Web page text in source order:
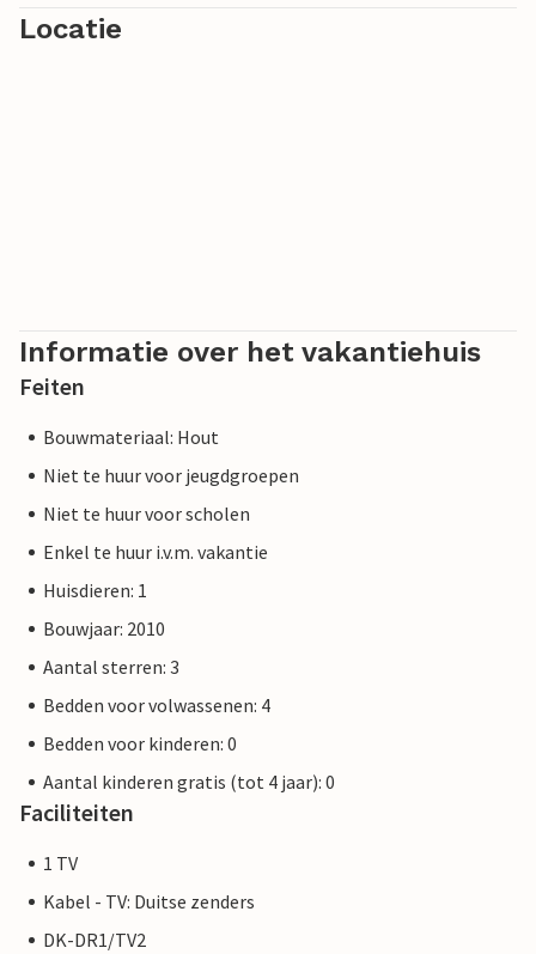
Locatie
Informatie over het vakantiehuis
Feiten
Bouwmateriaal: Hout
Niet te huur voor jeugdgroepen
Niet te huur voor scholen
Enkel te huur i.v.m. vakantie
Huisdieren: 1
Bouwjaar: 2010
Aantal sterren: 3
Bedden voor volwassenen: 4
Bedden voor kinderen: 0
Aantal kinderen gratis (tot 4 jaar): 0
Faciliteiten
1 TV
Kabel - TV: Duitse zenders
DK-DR1/TV2